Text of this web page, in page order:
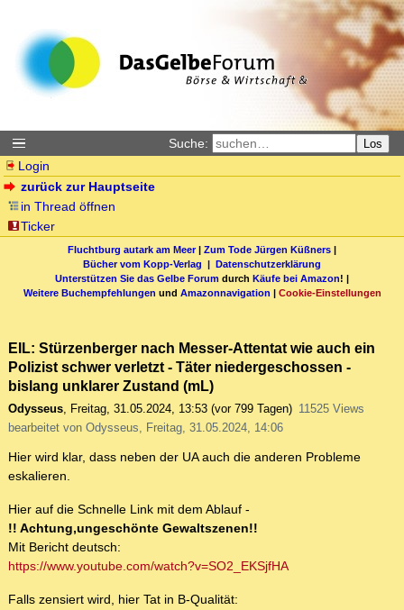
Suche: Los
Login
zurück zur Hauptseite
in Thread öffnen
Ticker
Fluchtburg autark am Meer| Zum Tode Jürgen Küßners |
Bücher vom Kopp-Verlag | Datenschutzerklärung
Unterstützen Sie das Gelbe Forum durch Käufe bei Amazon! |
Weitere Buchempfehlungen und Amazonnavigation | Cookie-Einstellungen
EIL: Stürzenberger nach Messer-Attentat wie auch ein
Polizist schwer verletzt - Täter niedergeschossen -
bislang unklarer Zustand (mL)
Odysseus, Freitag, 31.05.2024, 13:53 (vor 799 Tagen) 11525 Views
bearbeitet von Odysseus, Freitag, 31.05.2024, 14:06
Hier wird klar, dass neben der UA auch die anderen Probleme
eskalieren.
Hier auf die Schnelle Link mit dem Ablauf -
!! Achtung,ungeschönte Gewaltszenen!!
Mit Bericht deutsch:
https://www.youtube.com/watch?v=SO2_EKSjfHA
Falls zensiert wird, hier Tat in B-Qualität: